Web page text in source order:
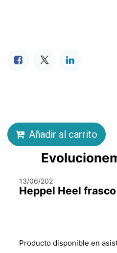
Añadir al carrito
13/06/202
Heppel Heel
Producto disponible en